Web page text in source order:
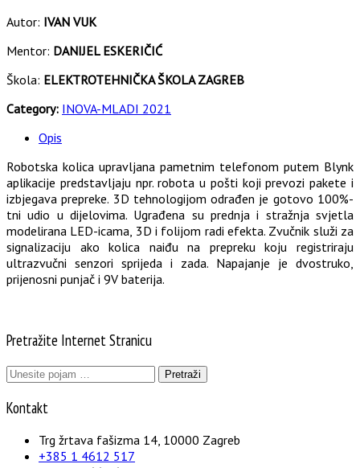
Autor: IVAN VUK
Mentor: DANIJEL ESKERIČIĆ
Škola: ELEKTROTEHNIČKA ŠKOLA ZAGREB
Category: INOVA-MLADI 2021
Opis
Robotska kolica upravljana pametnim telefonom putem Blynk
aplikacije predstavljaju npr. robota u pošti koji prevozi pakete i
izbjegava prepreke. 3D tehnologijom odrađen je gotovo 100%-
tni udio u dijelovima. Ugrađena su prednja i stražnja svjetla
modelirana LED-icama, 3D i folijom radi efekta. Zvučnik služi za
signalizaciju ako kolica naiđu na prepreku koju registriraju
ultrazvučni senzori sprijeda i zada. Napajanje je dvostruko,
prijenosni punjač i 9V baterija.
Pretražite Internet Stranicu
Pretraži:
Kontakt
Trg žrtava fašizma 14, 10000 Zagreb
+385 1 4612 517